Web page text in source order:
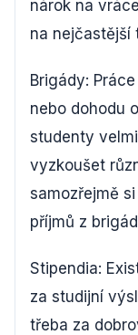
nárok na
na nejčastější
Brigády:
nebo dohodu
studenty
vyzkoušet
samozřejmě
příjmů z
Stipendia:
za studijní
třeba za